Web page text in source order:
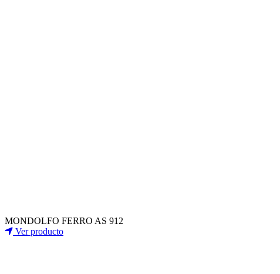
MONDOLFO FERRO AS 912
Ver producto